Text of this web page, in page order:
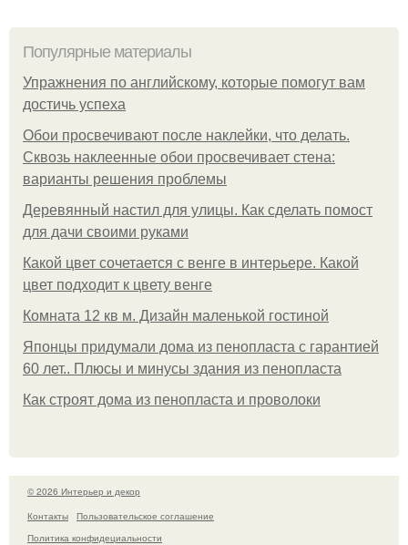
Популярные материалы
Упражнения по английскому, которые помогут вам
достичь успеха
Обои просвечивают после наклейки, что делать.
Сквозь наклеенные обои просвечивает стена:
варианты решения проблемы
Деревянный настил для улицы. Как сделать помост
для дачи своими руками
Какой цвет сочетается с венге в интерьере. Какой
цвет подходит к цвету венге
Комната 12 кв м. Дизайн маленькой гостиной
Японцы придумали дома из пенопласта с гарантией
60 лет.. Плюсы и минусы здания из пенопласта
Как строят дома из пенопласта и проволоки
© 2026 Интерьер и декор
Контакты
Пользовательское соглашение
Политика конфидециальности